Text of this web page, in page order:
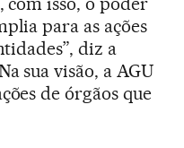
para as ações
diz a
sua visão, a AGU
de órgãos que